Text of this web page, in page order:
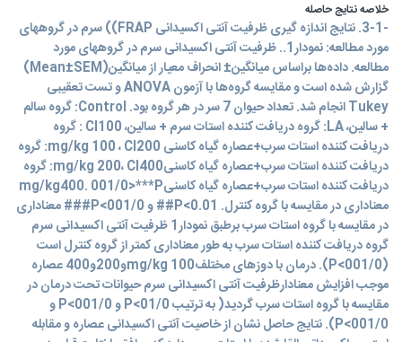
خلاصه نتایج حاصله
-3-1. نتایج اندازه گیری ظرفیت آنتی اکسیدانی FRAP)) سرم در گروههای
مورد مطالعه: نمودار1.. ظرفیت آنتی اکسیدانی سرم در گروههای مورد
مطالعه. داده‌ها براساس میانگین± انحراف معیار از میانگین(Mean±SEM)
گزارش شده است و مقایسه گروه‌ها با آزمون ANOVA و تست تعقیبی
Tukey انجام شد. تعداد حیوان 7 سر در هر گروه بود. Control: گروه سالم
+ سالین، LA: گروه دریافت کننده استات سرم + سالین، Cl100 : گروه
دریافت کننده استات سرب+عصاره گیاه کاسنی mg/kg 100 ، Cl200: گروه
دریافت کننده استات سرب+عصاره گیاه کاسنیmg/kg 200، Cl400: گروه
دریافت کننده استات سرب+عصاره گیاه کاسنیmg/kg400. 001/0>***P
معناداری در مقایسه با گروه کنترل. 0.01>P## و 001/0>P### معناداری
در مقایسه با گروه استات سرب برطبق نمودار1 ظرفیت آنتی اکسیدانی سرم
گروه دریافت کننده استات سرب به طور معناداری کمتر از گروه کنترل است
(001/0>P). درمان با دوزهای مختلفmg/kg 100و200و400 عصاره
موجب افزایش معنادارظرفیت آنتی اکسیدانی سرم حیوانات تحت درمان در
مقایسه با گروه استات سرب گردید( به ترتیب 01/0>P و 001/0>P و
001/0>P). نتایج حاصل نشان از خاصیت آنتی اکسیدانی عصاره و مقابله